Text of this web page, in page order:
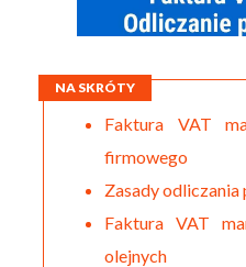
NA SKRÓTY
Faktura VAT
firmowego
Zasady
Faktura VAT
olejnych